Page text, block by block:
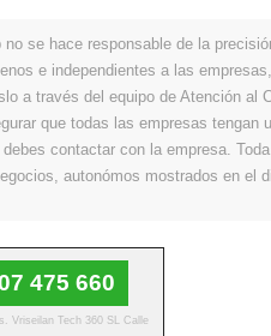
se hace responsable de la
e independientes a las
a través del equipo de Atención al
que todas las empresas tengan
contactar con la empresa.
autonómos mostrados en el
475 660
Vriseilan Tech 360 SL Calle